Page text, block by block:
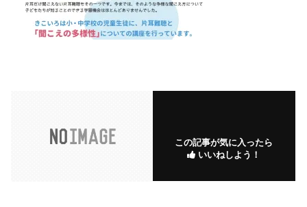
この記事が気に入ったら
いいねしよう！